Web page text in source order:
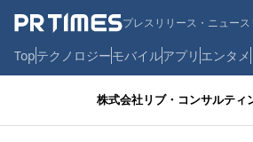
プレスリリース・ニュー
Topテクノロジーモバイルアプリ エンタメ
株式会社リブ・コンサルティ